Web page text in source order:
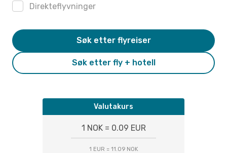
Direkteflyvninger
Søk etter fly + hotell
Søk etter flyreiser
Valutakurs
1 NOK = 0.09 EUR
1 EUR = 11.09 NOK